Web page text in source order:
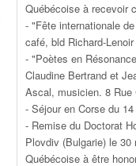
Québécoise à recevoir
- "Fête internationale
café, bld Richard-
- "Poètes en
Claudine Bertrand et
Ascal, musicien. 8 Rue
- Séjour en Corse du
- Remise du Doctorat
Plovdiv (Bulgarie) le
Québécoise à être